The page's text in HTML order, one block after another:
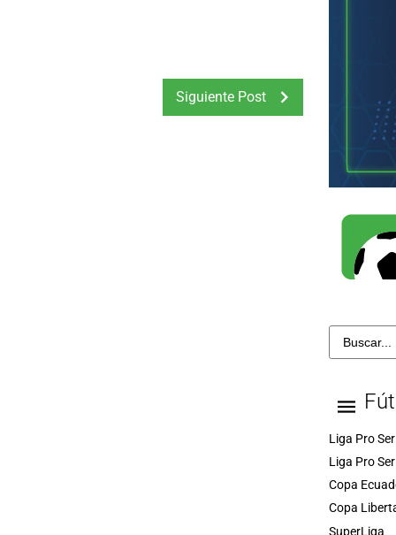
Siguiente Post
Liga Pro
Liga Pro
Copa
Copa
SuperLiga